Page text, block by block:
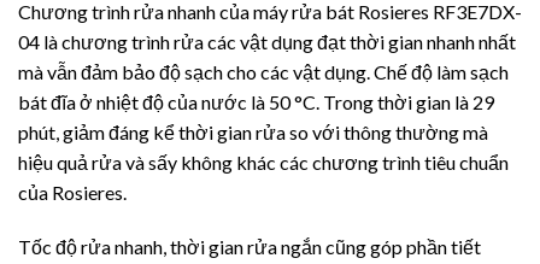
Chương trình rửa nhanh của máy rửa bát Rosieres RF3E7DX-
04 là chương trình rửa các vật dụng đạt thời gian nhanh nhất
mà vẫn đảm bảo độ sạch cho các vật dụng. Chế độ làm sạch
bát đĩa ở nhiệt độ của nước là 50 °C. Trong thời gian là 29
phút, giảm đáng kể thời gian rửa so với thông thường mà
hiệu quả rửa và sấy không khác các chương trình tiêu chuẩn
của Rosieres.
Tốc độ rửa nhanh, thời gian rửa ngắn cũng góp phần tiết